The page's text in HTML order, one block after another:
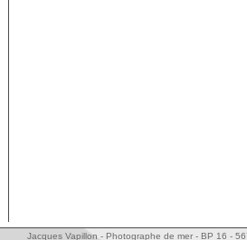
Jacques Vapillon - Photographe de mer - BP 16 -